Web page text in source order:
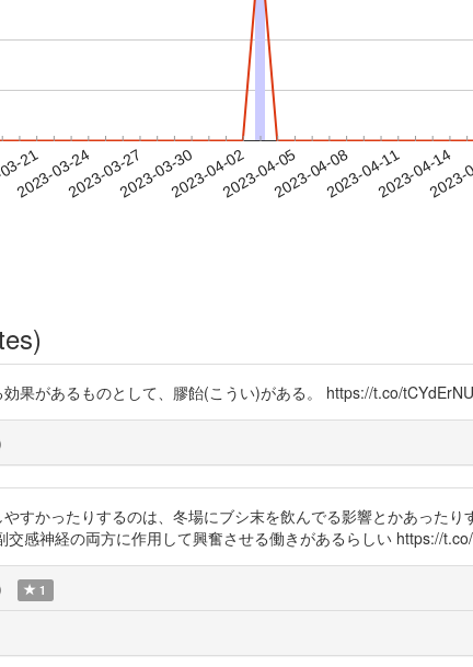
21
2023-03-242023-03-272023-03-302023-04-022023-04-052023-04-082023-04-112023-04-14
果があるものとして、膠飴(こうい)がある。 https://t.co/
すかったりするのは、冬場にブシ末を飲んでる影響とかあった
感神経の両方に作用して興奮させる働きがあるらしい https://
1